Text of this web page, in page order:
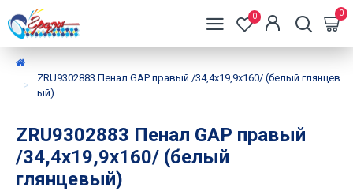
0 0
ZRU9302883 Пенал GAP правый /34,4х19,9х160/ (белый глянцев
ый)
ZRU9302883 Пенал GAP правый
/34,4х19,9х160/ (белый
глянцевый)